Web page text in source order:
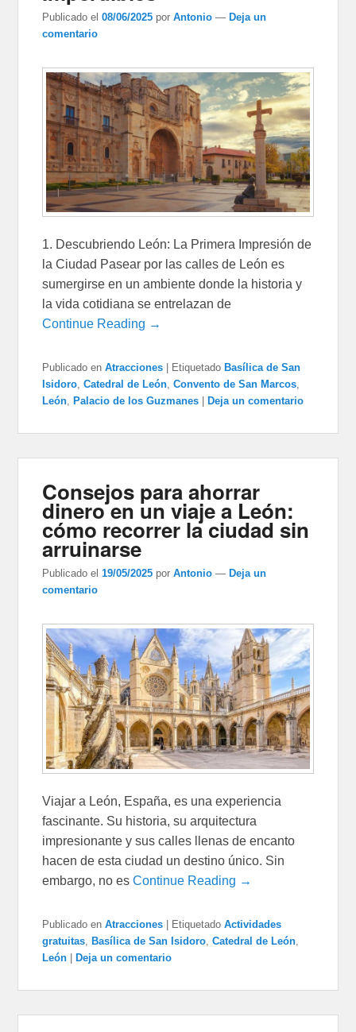
Publicado el 08/06/2025 porAntonio — Deja un
comentario
1. Descubriendo León: La Primera Impresión de
la Ciudad Pasear por las calles de León es
sumergirse en un ambiente donde la historia y
la vida cotidiana se entrelazan de
Continue Reading →
Publicado en Atracciones Etiquetado Basílica de San
Isidoro,Catedral de León,Convento de San Marcos,
León, Palacio de los Guzmanes Deja un comentario
Consejos para ahorrar
dinero en un viaje a León:
cómo recorrer la ciudad sin
arruinarse
Publicado el 19/05/2025 porAntonio — Deja un
comentario
Viajar a León, España, es una experiencia
fascinante. Su historia, su arquitectura
impresionante y sus calles llenas de encanto
hacen de esta ciudad un destino único. Sin
embargo, no esContinue Reading →
Publicado en Atracciones | Etiquetado Actividades
gratuitas ,Basílica de San Isidoro ,Catedral de León
León |Deja un comentario